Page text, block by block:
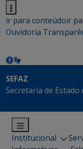
ir para conteúdoir
Ouvidoria
SEFAZ
Secretaria de Estado
Institucional